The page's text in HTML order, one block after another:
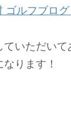
いただいて
ります！